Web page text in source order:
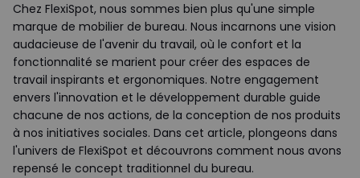
Chez FlexiSpot, nous sommes bien plus qu'une simple
marque de mobilier de bureau. Nous incarnons une vision
audacieuse de l'avenir du travail, où le confort et la
fonctionnalité se marient pour créer des espaces de
travail inspirants et ergonomiques. Notre engagement
envers l'innovation et le développement durable guide
chacune de nos actions, de la conception de nos produits
à nos initiatives sociales. Dans cet article, plongeons dans
l'univers de FlexiSpot et découvrons comment nous avons
repensé le concept traditionnel du bureau.